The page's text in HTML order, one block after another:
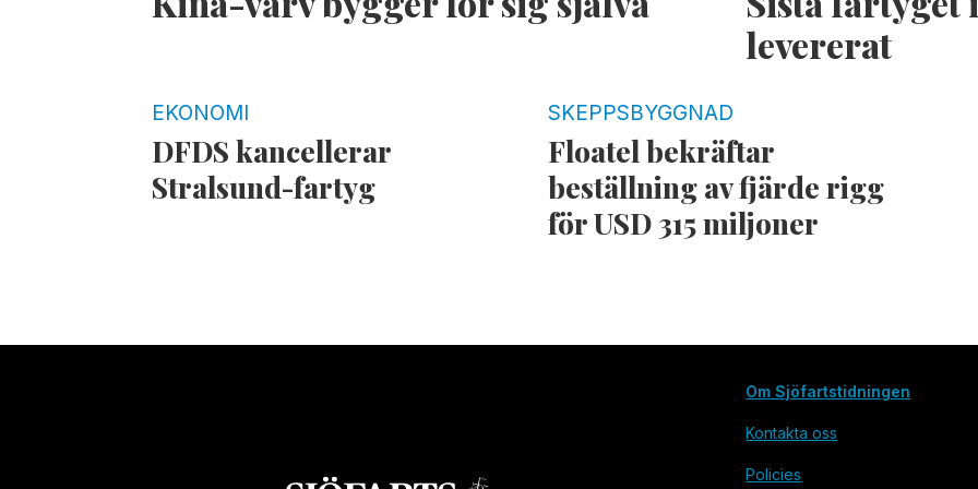
levererat
EKONOMI
DFDS kancellerar
Stralsund-fartyg
SKEPPSBYGGNAD
Floatel bekräftar
beställning av fjärde rigg
för USD 315 miljoner
Om Sjöfartstidningen
Kontakta oss
Policies